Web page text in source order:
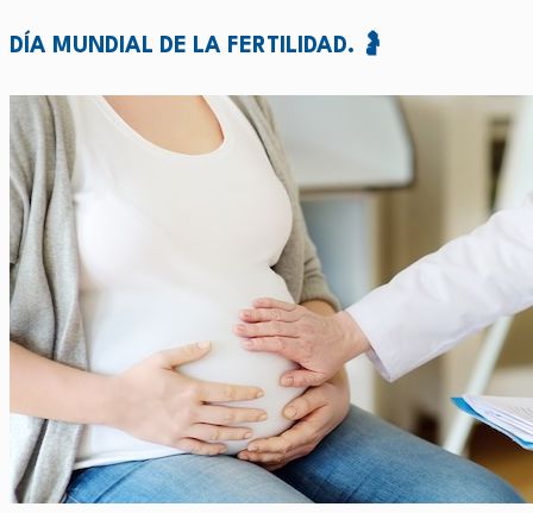
DÍA MUNDIAL DE LA FERTILIDAD. 🤰